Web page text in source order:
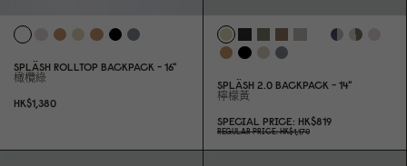
SPLÄSH ROLLTOP BACKPACK - 16"
橄欖綠
HK$1,380
SPLÄSH 2. 0 BACKPACK - 14"
檸檬黃
SPECIAL PRICE HK$819
REGULAR PRICE HK$1,170